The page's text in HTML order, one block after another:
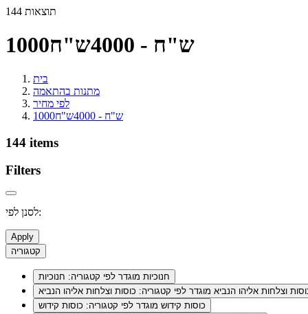
144 תוצאות
1000ש"ח - 4000ש"ח
בית
מתנות בהתאמה
לפי מחיר
1000ש"ח - 4000ש"ח
144 items
Filters
לסנן לפי:
Apply
קטגוריה
חנוכיות מוגדר לפי קטגוריה: חנוכיות
וצלחות אליהו הנביא מוגדר לפי קטגוריה: כוסות וצלחות אליהו הנביא
כוסות קידוש מוגדר לפי קטגוריה: כוסות קידוש